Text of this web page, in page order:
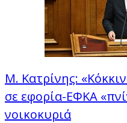
Μ. Κατρίνης:
σε εφορία-ΕΦΚΑ
νοικοκυριά